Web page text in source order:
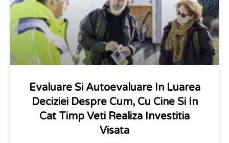
Evaluare Si Autoevaluare In Luarea
Deciziei Despre Cum, Cu Cine Si In
Cat Timp Veti Realiza Investitia
Visata